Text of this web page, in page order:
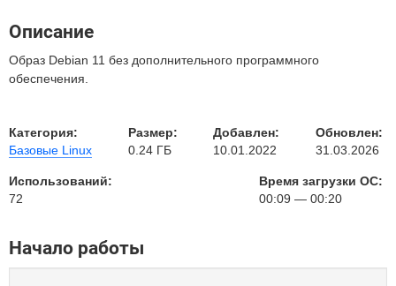
Описание
Образ Debian 11 без дополнительного программного
обеспечения.
Категория:
Базовые Linux
Размер:
0.24 ГБ
Добавлен:
10.01.2022
Обновлен:
31.03.2026
Использований:
72
Время загрузки ОС:
00:09 — 00:20
Начало работы